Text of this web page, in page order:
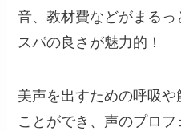
音、教材費などがまる
スパの良さが魅力的！
美声を出すための呼吸
ことができ、声のプロ